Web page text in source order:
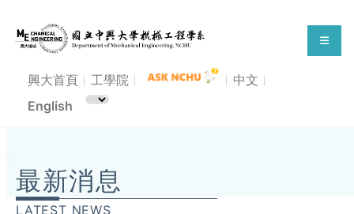
興大首頁 工學院
中文
English
114學年度興人師獎-機械系得獎教師
最新消息
LATEST NEWS